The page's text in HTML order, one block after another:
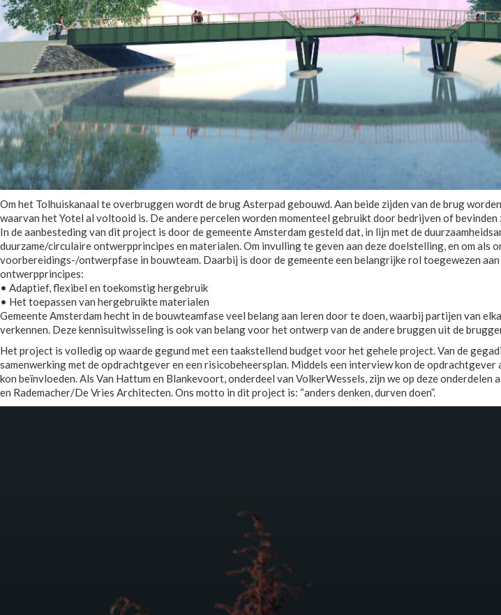
Om het Tolhuiskanaal te overbruggen wordt de brug Asterpad gebouwd. Aan beide zijden van de brug
waarvan het Yotel al voltooid is. De andere percelen worden momenteel gebruikt door bedrijven of
In de aanbesteding van dit project is door de gemeente Amsterdam gesteld dat, in lijn met de
duurzame/circulaire ontwerpprincipes en materialen. Om invulling te geven aan deze doelstelling, en om
voorbereidings-/ontwerpfase in bouwteam. Daarbij is door de gemeente een belangrijke rol toegewezen
ontwerpprincipes:
• Adaptief, flexibel en toekomstig hergebruik
• Het toepassen van hergebruikte materialen
Gemeente Amsterdam hecht in de bouwteamfase veel belang aan leren door te doen, waarbij partijen van
verkennen. Deze kennisuitwisseling is ook van belang voor het ontwerp van de andere bruggen uit de
Het project is volledig op waarde gegund met een taakstellend budget voor het gehele project. Van de
samenwerking met de opdrachtgever en een risicobeheersplan. Middels een interview kon de
kon beïnvloeden. Als Van Hattum en Blankevoort, onderdeel van VolkerWessels, zijn we op deze
en Rademacher/De Vries Architecten. Ons motto in dit project is: “anders denken, durven doen”.